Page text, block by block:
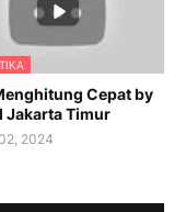
Cepat by
Jakarta Timur
2024